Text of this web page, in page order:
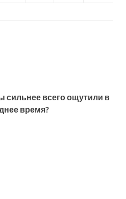
сильнее всего ощутили в
время?